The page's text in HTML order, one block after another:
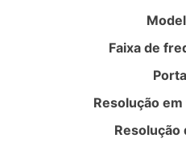
Faixa de
Resolução
Resolução